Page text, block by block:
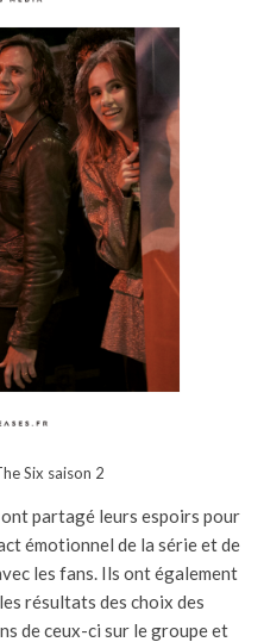
Six saison 2
partagé leurs espoirs pour
émotionnel de la série et de
les fans. Ils ont également
résultats des choix des
de ceux-ci sur le groupe et